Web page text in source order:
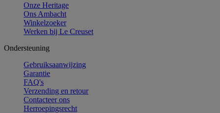
Onze Heritage
Ons Ambacht
Winkelzoeker
Werken bij Le Creuset
Ondersteuning
Gebruiksaanwijzing
Garantie
FAQ's
Verzending en retour
Contacteer ons
Herroepingsrecht